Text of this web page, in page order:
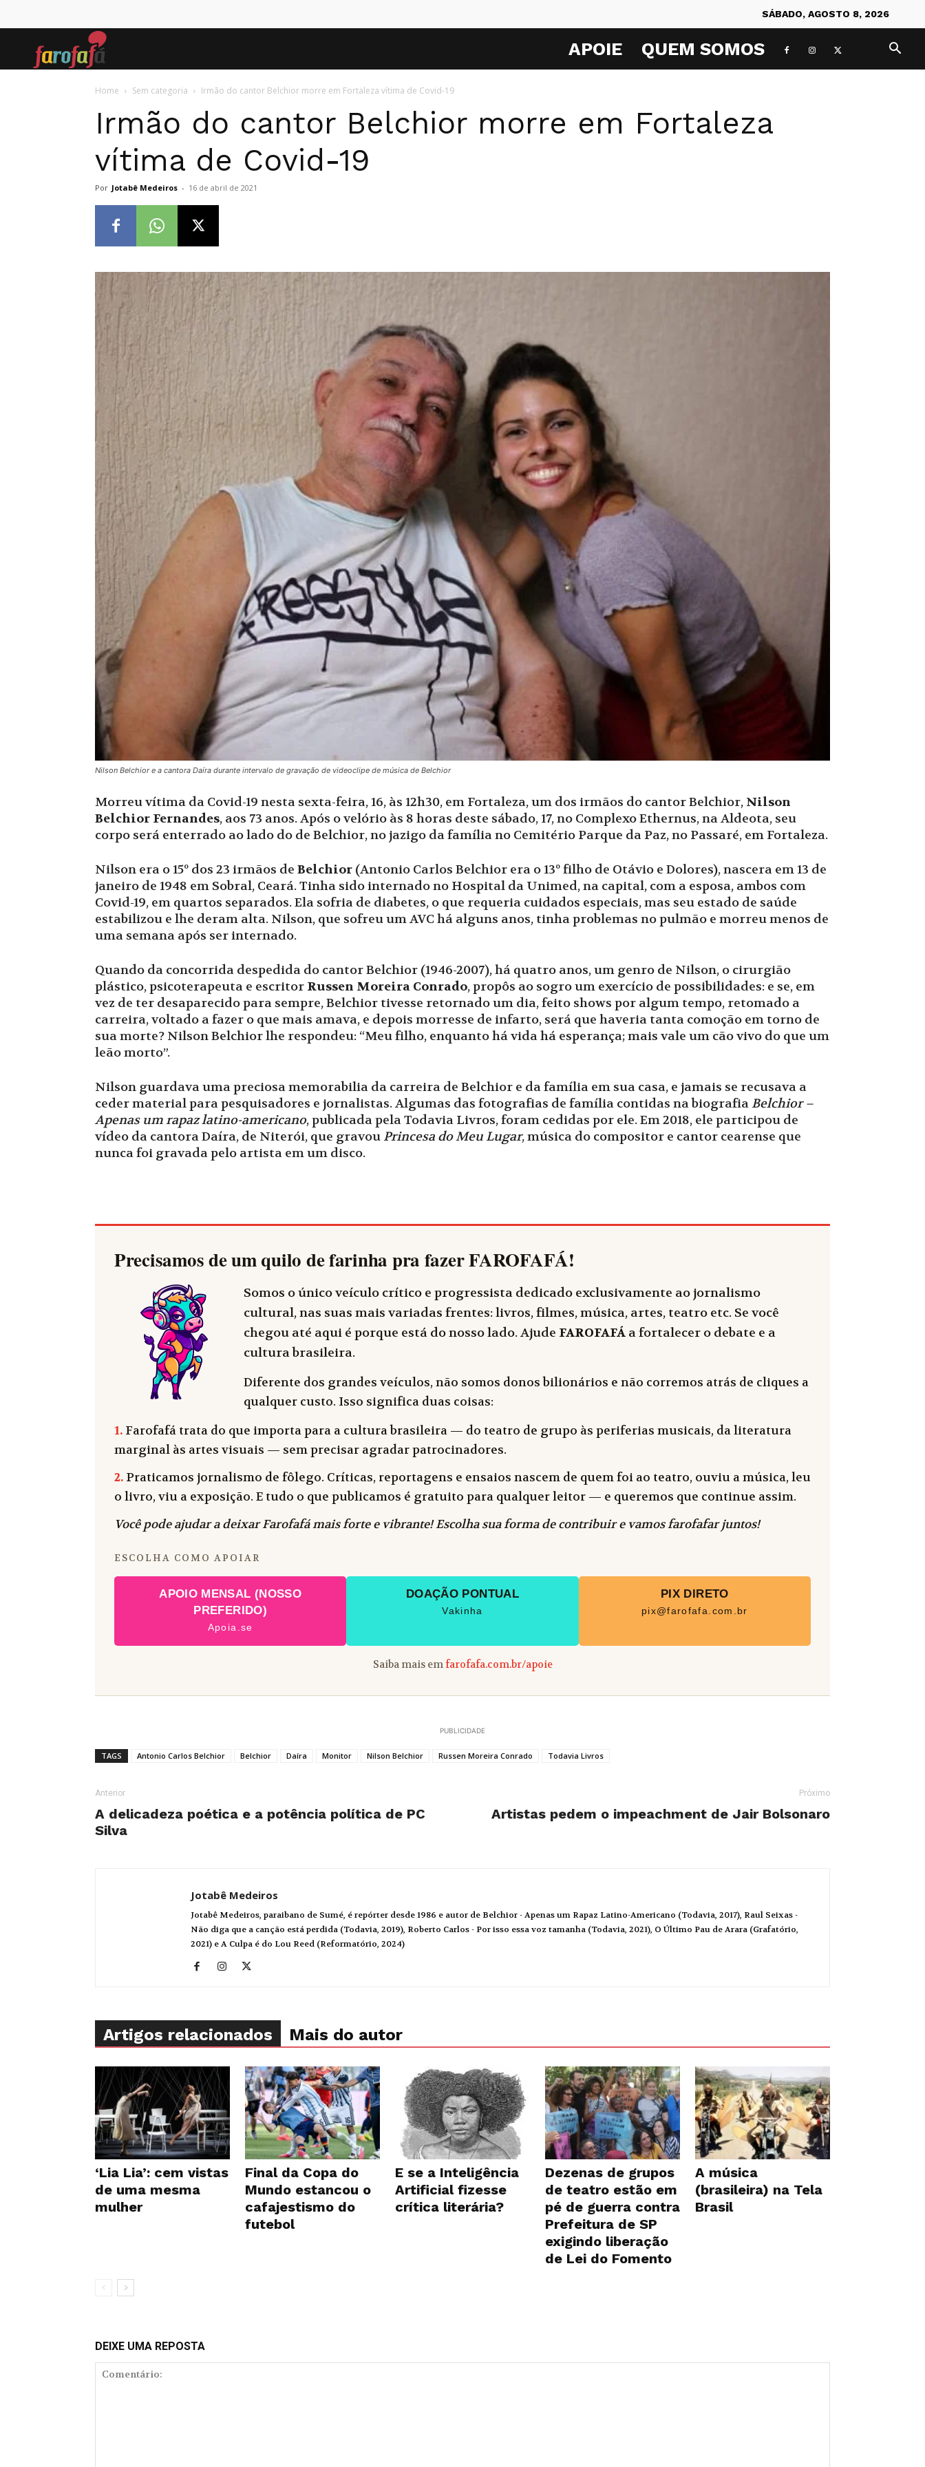
SÁBADO, AGOSTO 8, 2026
APOIE QUEM SOMOS
Home Sem categoria Irmão do cantor Belchior morre em Fortaleza vítima de Covid-19
Irmão do cantor Belchior morre em Fortaleza
vítima de Covid-19
Por Jotabê Medeiros - 16 de abril de 2021
Nilson Belchior e a cantora Daíra durante intervalo de gravação de videoclipe de música de Belchior
Morreu vítima da Covid-19 nesta sexta-feira, 16, às 12h30, em Fortaleza, um dos irmãos do cantor Belchior, Nilson
Belchior Fernandes, aos 73 anos. Após o velório às 8 horas deste sábado, 17, no Complexo Ethernus, na Aldeota, seu
corpo será enterrado ao lado do de Belchior, no jazigo da família no Cemitério Parque da Paz, no Passaré, em Fortaleza.
Nilson era o 15º dos 23 irmãos de Belchior (Antonio Carlos Belchior era o 13º filho de Otávio e Dolores), nascera em 13 de
janeiro de 1948 em Sobral, Ceará. Tinha sido internado no Hospital da Unimed, na capital, com a esposa, ambos com
Covid-19, em quartos separados. Ela sofria de diabetes, o que requeria cuidados especiais, mas seu estado de saúde
estabilizou e lhe deram alta. Nilson, que sofreu um AVC há alguns anos, tinha problemas no pulmão e morreu menos de
uma semana após ser internado.
Quando da concorrida despedida do cantor Belchior (1946-2007), há quatro anos, um genro de Nilson, o cirurgião
plástico, psicoterapeuta e escritor Russen Moreira Conrado, propôs ao sogro um exercício de possibilidades: e se, em
vez de ter desaparecido para sempre, Belchior tivesse retornado um dia, feito shows por algum tempo, retomado a
carreira, voltado a fazer o que mais amava, e depois morresse de infarto, será que haveria tanta comoção em torno de
sua morte? Nilson Belchior lhe respondeu: “Meu filho, enquanto há vida há esperança; mais vale um cão vivo do que um
leão morto”.
Nilson guardava uma preciosa memorabilia da carreira de Belchior e da família em sua casa, e jamais se recusava a
ceder material para pesquisadores e jornalistas. Algumas das fotografias de família contidas na biografia Belchior –
Apenas um rapaz latino-americano, publicada pela Todavia Livros, foram cedidas por ele. Em 2018, ele participou de
vídeo da cantora Daíra, de Niterói, que gravou Princesa do Meu Lugar, música do compositor e cantor cearense que
nunca foi gravada pelo artista em um disco.
Precisamos de um quilo de farinha pra fazerFAROFAFÁ!
Somos o único veículo crítico e progressista dedicado exclusivamente ao jornalismo
cultural, nas suas mais variadas frentes: livros, filmes, música, artes, teatro etc. Se você
chegou até aqui é porque está do nosso lado. Ajude FAROFAFÁ a fortalecer o debate e a
cultura brasileira.
Diferente dos grandes veículos, não somos donos bilionários e não corremos atrás de cliques a
qualquer custo. Isso significa duas coisas:
1. Farofafá trata do que importa para a cultura brasileira — do teatro de grupo às periferias musicais, da literatura
marginal às artes visuais — sem precisar agradar patrocinadores.
2. Praticamos jornalismo de fôlego. Críticas, reportagens e ensaios nascem de quem foi ao teatro, ouviu a música, leu
o livro, viu a exposição. E tudo o que publicamos é gratuito para qualquer leitor — e queremos que continue assim.
Você pode ajudar a deixar Farofafá mais forte e vibrante! Escolha sua forma de contribuir e vamos farofafar juntos!
ESCOLHA COMO APOIAR
APOIO MENSAL (NOSSO
PREFERIDO)
Apoia.se
DOAÇÃO PONTUAL
Vakinha
PIX DIRETO
pix@farofafa.com.br
Saiba mais emfarofafa.com.br/apoie
PUBLICIDADE
TAGS Antonio Carlos Belchior Belchior Daíra Monitor Nilson Belchior Russen Moreira Conrado Todavia Livros
Anterior
A delicadeza poética e a potência política de PC
Silva
Próximo
Artistas pedem o impeachment de Jair Bolsonaro
Jotabê Medeiros
Jotabê Medeiros, paraibano de Sumé, é repórter desde 1986 e autor de Belchior - Apenas um Rapaz Latino-Americano (Todavia, 2017), Raul Seixas -
Não diga que a canção está perdida (Todavia, 2019), Roberto Carlos - Por isso essa voz tamanha (Todavia, 2021), O Último Pau de Arara (Grafatório,
2021) e A Culpa é do Lou Reed (Reformatório, 2024)
Artigos relacionados Mais do autor
‘Lia Lia’: cem vistas
de uma mesma
mulher
Final da Copa do
Mundo estancou o
cafajestismo do
futebol
E se a Inteligência
Artificial fizesse
crítica literária?
Dezenas de grupos
de teatro estão em
pé de guerra contra
Prefeitura de SP
exigindo liberação
de Lei do Fomento
A música
(brasileira) na Tela
Brasil
DEIXE UMA REPOSTA